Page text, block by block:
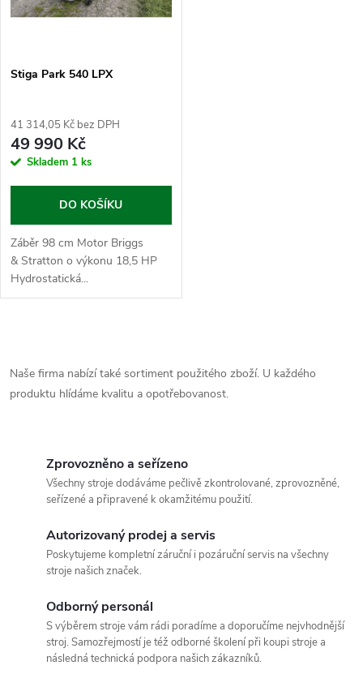
Stiga Park 540 LPX
41 314,05 Kč bez DPH
49 990 Kč
Skladem 1 ks
DO KOŠÍKU
Záběr 98 cm Motor Briggs
& Stratton o výkonu 18,5 HP
Hydrostatická...
v
l
Naše firma nabízí také sortiment použitého zboží. U každého
produktu hlídáme kvalitu a opotřebovanost.
Zprovozněno a seřízeno
Všechny stroje dodáváme pečlivě zkontrolované, zprovozněné,
seřízené a připravené k okamžitému použití.
Autorizovaný prodej a servis
Poskytujeme kompletní záruční i pozáruční servis na všechny
stroje našich značek.
Odborný personál
S výběrem stroje vám rádi poradíme a doporučíme nejvhodnější
stroj. Samozřejmostí je též odborné školení při koupi stroje a
následná technická podpora našich zákazníků.